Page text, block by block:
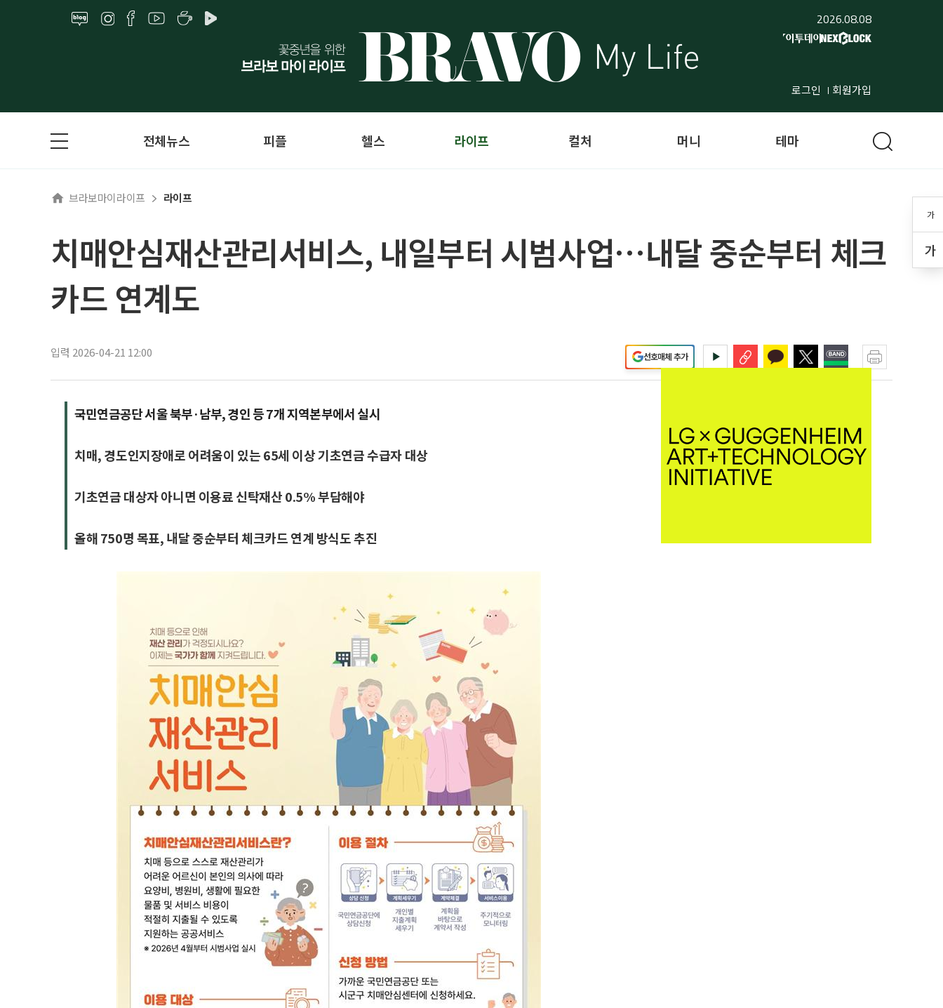
2026.08.08
로그인 회원가입
가
가
전체뉴스 피플 헬스 라이프 컬처 머니 테마
브라보마이라이프 라이프
치매안심재산관리서비스, 내일부터 시범사업…내달 중순부터 체크
카드 연계도
입력 2026-04-21 12:00 선호매체 추가
국민연금공단 서울 북부·남부, 경인 등 7개 지역본부에서 실시
치매, 경도인지장애로 어려움이 있는 65세 이상 기초연금 수급자 대상
기초연금 대상자 아니면 이용료 신탁재산 0.5% 부담해야
올해 750명 목표, 내달 중순부터 체크카드 연계 방식도 추진